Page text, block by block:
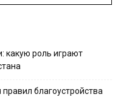
какую роль играют
благоустройства